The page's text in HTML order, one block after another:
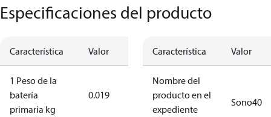
Especificaciones del producto
Característica Valor
1 Peso de la
batería
primaria kg
0.019
Característica Valor
Nombre del
producto en el
expediente
Sono40